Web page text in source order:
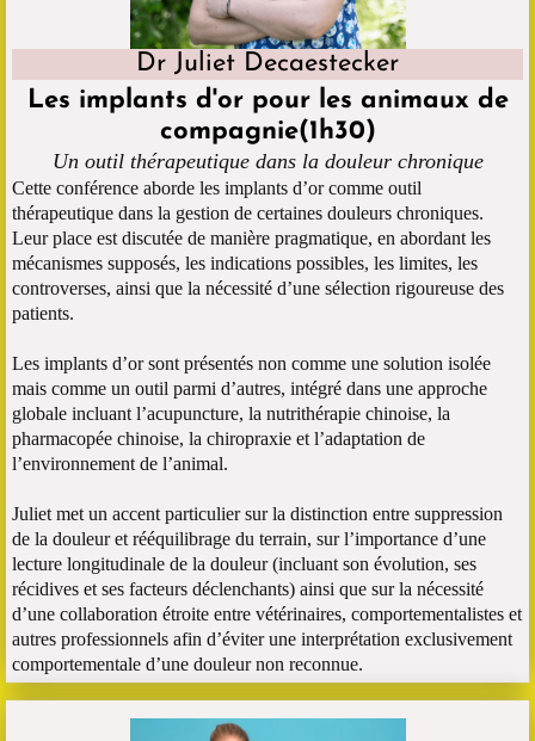
Dr Juliet Decaestecker
Les implants d'or pour les animaux de
compagnie(1h30)
Un outil thérapeutique dans la douleur chronique
Cette conférence aborde les implants d’or comme outil
thérapeutique dans la gestion de certaines douleurs chroniques.
Leur place est discutée de manière pragmatique, en abordant les
mécanismes supposés, les indications possibles, les limites, les
controverses, ainsi que la nécessité d’une sélection rigoureuse des
patients.
Les implants d’or sont présentés non comme une solution isolée
mais comme un outil parmi d’autres, intégré dans une approche
globale incluant l’acupuncture, la nutrithérapie chinoise, la
pharmacopée chinoise, la chiropraxie et l’adaptation de
l’environnement de l’animal.
Juliet met un accent particulier sur la distinction entre suppression
de la douleur et rééquilibrage du terrain, sur l’importance d’une
lecture longitudinale de la douleur (incluant son évolution, ses
récidives et ses facteurs déclenchants) ainsi que sur la nécessité
d’une collaboration étroite entre vétérinaires, comportementalistes et
autres professionnels afin d’éviter une interprétation exclusivement
comportementale d’une douleur non reconnue.